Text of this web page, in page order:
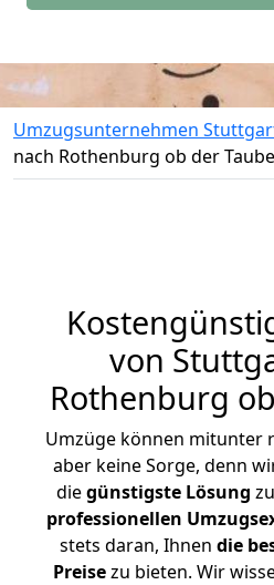
Umzugsunternehmen
nach Rothenburg ob der
von
Rothenburg
Umzüge können mitunter
aber keine Sorge, denn
diegünstigste Lösung
professionellen
stets daran, Ihnen die
Preisezu bieten. Wir